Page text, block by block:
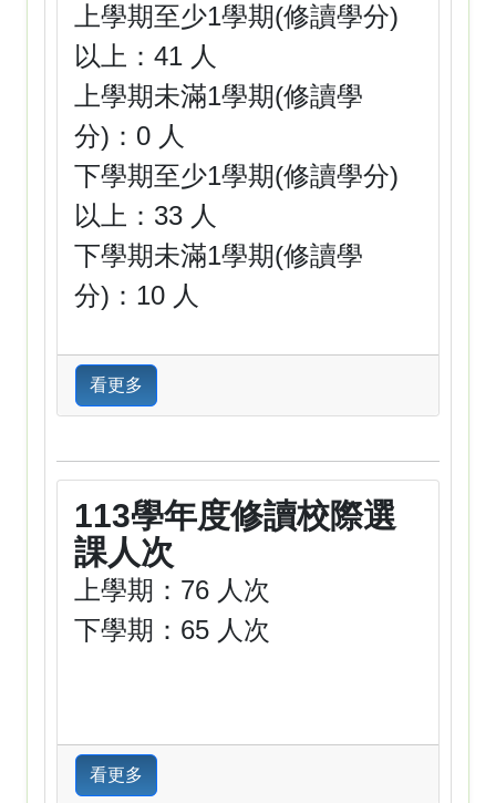
上學期至少1學期(修讀學分)
以上：41 人
上學期未滿1學期(修讀學
分)：0 人
下學期至少1學期(修讀學分)
以上：33 人
下學期未滿1學期(修讀學
分)：10 人
看更多
113學年度修讀校際選
課人次
上學期：76 人次
下學期：65 人次
看更多